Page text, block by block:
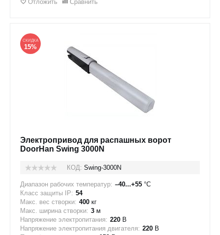
Отложить
Сравнить
СКИДКА
15%
Электропривод для распашных ворот
DoorHan Swing 3000N
КОД: Swing-3000N
Диапазон рабочих температур: –40...+55 °C
Класс защиты IP: 54
Макс. вес створки: 400 кг
Макс. ширина створки: 3 м
Напряжение электропитания: 220 В
Напряжение электропитания двигателя: 220 В